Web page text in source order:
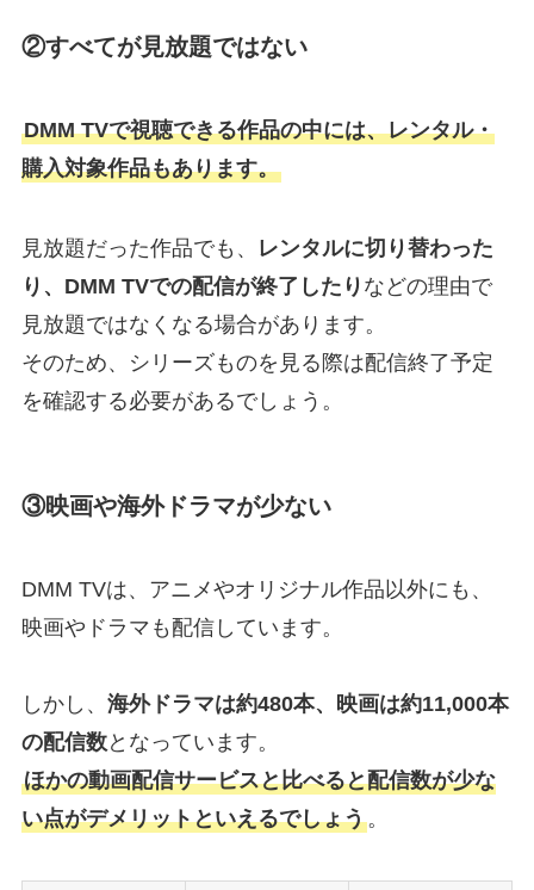
②すべてが見放題ではない
DMM TVで視聴できる作品の中には、レンタル・
購入対象作品もあります。
見放題だった作品でも、
レンタルに切り替わった
り、DMM TVでの配信が終了したり などの理由で
見放題ではなくなる場合があります。
そのため、シリーズものを見る際は配信終了予定
を確認する必要があるでしょう。
③映画や海外ドラマが少ない
DMM TVは、アニメやオリジナル作品以外にも、
映画やドラマも配信しています。
しかし、 海外ドラマは約480本、映画は約11,000本
の配信数となっています。
ほかの動画配信サービスと比べると配信数が少な
い点がデメリットといえるでしょう。